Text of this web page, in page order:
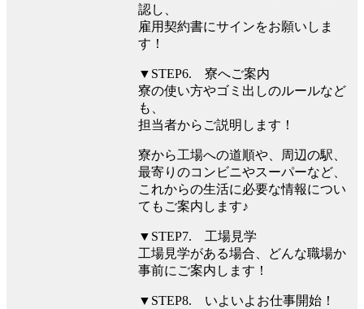
認し、
雇用契約書にサインをお願いしま
す！
▼STEP6. 寮へご案内
寮の使い方やゴミ出しのルールなど
も、
担当者からご説明します！
寮から工場への道順や、周辺の駅、
最寄りのコンビニやスーパーなど、
これからの生活に必要な情報につい
てもご案内します♪
▼STEP7. 工場見学
工場見学がある場合、どんな職場か
事前にご案内します！
▼STEP8. いよいよお仕事開始！